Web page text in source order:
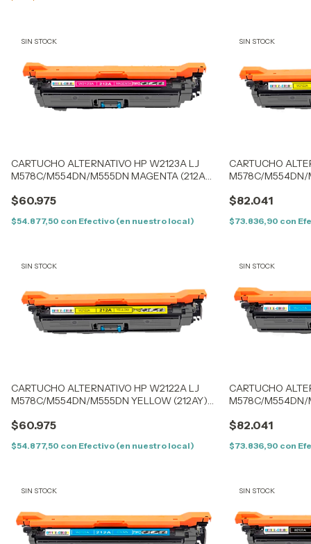
SIN STOCK
CARTUCHO ALTERNATIVO HP W2123A LJ
M578C/M554DN/M555DN MAGENTA (212AM)
$60.975
$54.877,50 con Efectivo (en nuestro local)
SIN STOCK
CARTUCHO
M578C/M554DN/
$82.041
$73.836,90 con
SIN STOCK
CARTUCHO ALTERNATIVO HP W2122A LJ
M578C/M554DN/M555DN YELLOW (212AY)
$60.975
$54.877,50 con Efectivo (en nuestro local)
SIN STOCK
CARTUCHO
M578C/M554DN/
$82.041
$73.836,90 con
SIN STOCK SIN STOCK